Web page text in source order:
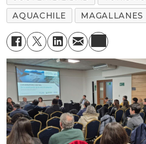
AQUACHILE
MAGALLANES